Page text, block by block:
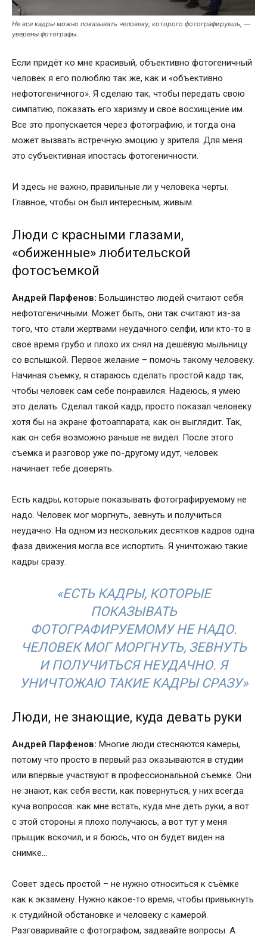
Не все кадры можно показывать человеку, которого фотографируешь, —
уверены фотографы.
Если придёт ко мне красивый, объективно фотогеничный
человек я его полюблю так же, как и «объективно
нефотогеничного». Я сделаю так, чтобы передать свою
симпатию, показать его харизму и свое восхищение им.
Все это пропускается через фотографию, и тогда она
может вызвать встречную эмоцию у зрителя. Для меня
это субъективная ипостась фотогеничности.
И здесь не важно, правильные ли у человека черты.
Главное, чтобы он был интересным, живым.
Люди с красными глазами,
«обиженные» любительской
фотосъемкой
Андрей Парфенов: Большинство людей считают себя
нефотогеничными. Может быть, они так считают из-за
того, что стали жертвами неудачного селфи, или кто-то в
своё время грубо и плохо их снял на дешёвую мыльницу
со вспышкой. Первое желание – помочь такому человеку.
Начиная съемку, я стараюсь сделать простой кадр так,
чтобы человек сам себе понравился. Надеюсь, я умею
это делать. Сделал такой кадр, просто показал человеку
хотя бы на экране фотоаппарата, как он выглядит. Так,
как он себя возможно раньше не видел. После этого
съемка и разговор уже по-другому идут, человек
начинает тебе доверять.
Есть кадры, которые показывать фотографируемому не
надо. Человек мог моргнуть, зевнуть и получиться
неудачно. На одном из нескольких десятков кадров одна
фаза движения могла все испортить. Я уничтожаю такие
кадры сразу.
«ЕСТЬ КАДРЫ, КОТОРЫЕ
ПОКАЗЫВАТЬ
ФОТОГРАФИРУЕМОМУ НЕ НАДО.
ЧЕЛОВЕК МОГ МОРГНУТЬ, ЗЕВНУТЬ
И ПОЛУЧИТЬСЯ НЕУДАЧНО. Я
УНИЧТОЖАЮ ТАКИЕ КАДРЫ СРАЗУ»
Люди, не знающие, куда девать руки
Андрей Парфенов: Многие люди стесняются камеры,
потому что просто в первый раз оказываются в студии
или впервые участвуют в профессиональной съемке. Они
не знают, как себя вести, как повернуться, у них всегда
куча вопросов: как мне встать, куда мне деть руки, а вот
с этой стороны я плохо получаюсь, а вот тут у меня
прыщик вскочил, и я боюсь, что он будет виден на
снимке…
Совет здесь простой – не нужно относиться к съёмке
как к экзамену. Нужно какое-то время, чтобы привыкнуть
к студийной обстановке и человеку с камерой.
Разговаривайте с фотографом, задавайте вопросы. А